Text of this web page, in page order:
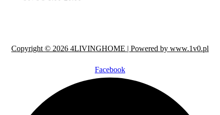
Copyright © 2026 4LIVINGHOME | Powered by www.1v0.pl
Facebook